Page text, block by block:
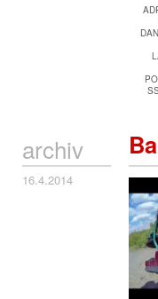
archiv
16.4.2014